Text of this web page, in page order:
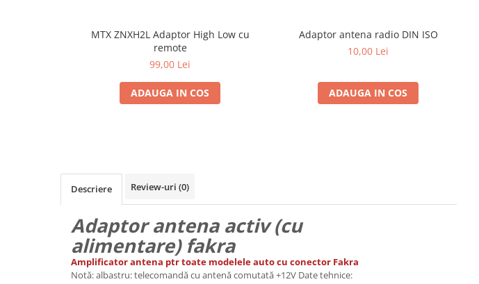
Conectori Difuzoare
Difuzoare-Sisteme / Componente
Electrice, Electronice Auto
Accesorii alarme auto
Alarme auto Alarme masina
Detectoare Radar
Senzori parcare auto
MTX ZNXH2L Adaptor High Low cu
remote
99,00 Lei
ADAUGA IN COS
Adaptor antena radio DIN ISO
10,00 Lei
ADAUGA IN COS
Descriere Review-uri (0)
Adaptor antena activ (cu
alimentare) fakra
Amplificator antena ptr toate modelele auto cu conector Fakra
Notă: albastru: telecomandă cu antenă comutată +12V Date tehnice: